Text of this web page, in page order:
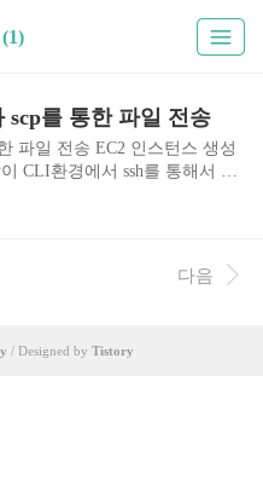
scp를 통한 파일 전송
파일 전송 EC2 인스턴스 생성
CLI환경에서 ssh를 통해서 EC
해 간단한 파일 업/다운로드를
Teminal에서 다음 명령으로
로 EC2 콘솔 왼쪽 메뉴중 INS
단에 있는 Connect 버튼을 누르
다음
/ Designed by Tistory